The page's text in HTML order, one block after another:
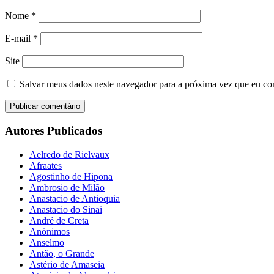
Nome *
E-mail *
Site
Salvar meus dados neste navegador para a próxima vez que eu
Autores Publicados
Aelredo de Rielvaux
Afraates
Agostinho de Hipona
Ambrosio de Milão
Anastacio de Antioquia
Anastacio do Sinai
André de Creta
Anônimos
Anselmo
Antão, o Grande
Astério de Amaseia